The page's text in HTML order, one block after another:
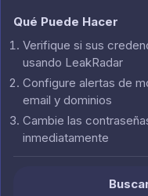
Qué Puede Hacer
Verifique si sus
usando LeakRadar
Configure alertas de
email y dominios
Cambie las
inmediatamente